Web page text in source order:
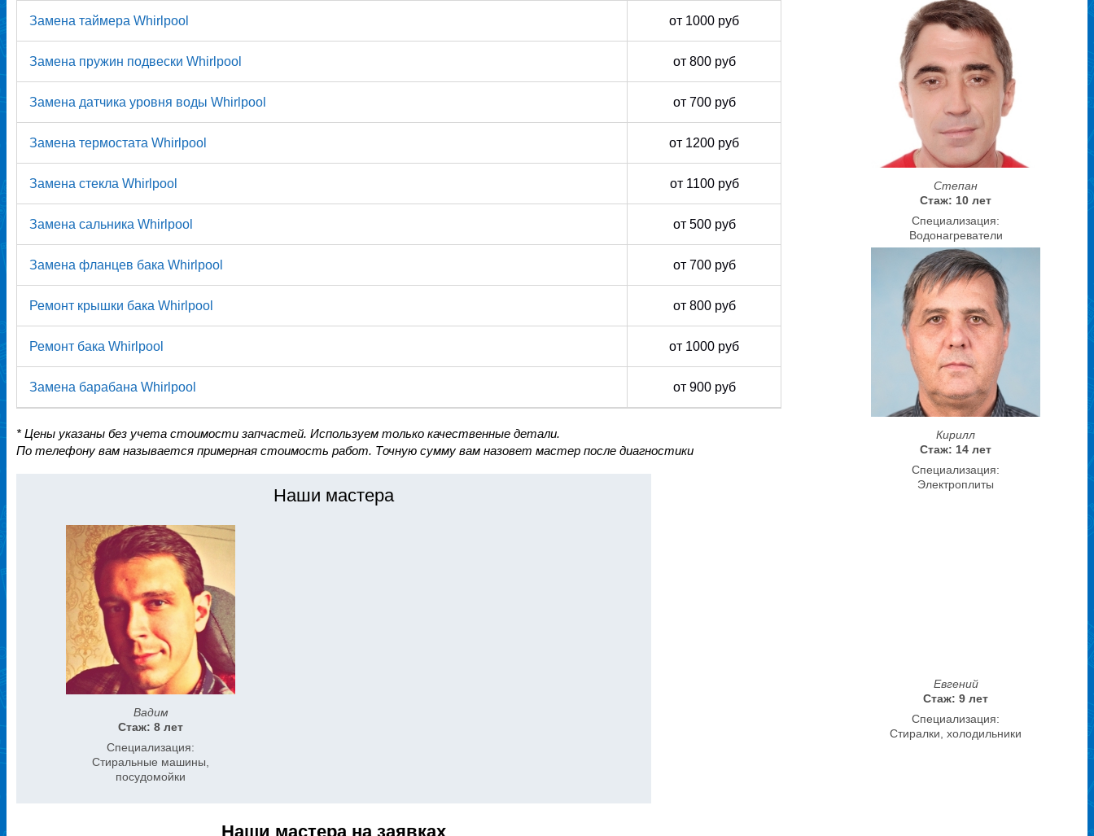
Замена таймера Whirlpool от 1000 руб
Замена пружин подвески Whirlpool от 800 руб
Замена датчика уровня воды Whirlpool от 700 руб
Замена термостата Whirlpool от 1200 руб
Замена стекла Whirlpool от 1100 руб
Замена сальника Whirlpool от 500 руб
Замена фланцев бака Whirlpool от 700 руб
Ремонт крышки бака Whirlpool от 800 руб
Ремонт бака Whirlpool от 1000 руб
Замена барабана Whirlpool от 900 руб
* Цены указаны без учета стоимости запчастей. Используем только качественные детали.
По телефону вам называется примерная стоимость работ. Точную сумму вам назовет мастер после диагностики
Наши мастера
Вадим
Стаж: 8 лет
Специализация:
Стиральные машины,
посудомойки
Наши мастера на заявках
Степан
Стаж: 10 лет
Специализация:
Водонагреватели
Кирилл
Стаж: 14 лет
Специализация:
Электроплиты
Евгений
Стаж: 9 лет
Специализация:
Стиралки, холодильники